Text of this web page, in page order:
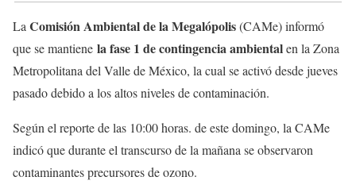
La Comisión Ambiental de la Megalópolis(CAMe) informó
que se mantiene la fase 1 de contingencia ambientalen la Zona
Metropolitana del Valle de México, la cual se activó desde jueves
pasado debido a los altos niveles de contaminación.
Según el reporte de las 10:00 horas. de este domingo, la CAMe
indicó que durante el transcurso de la mañana se observaron
contaminantes precursores de ozono.